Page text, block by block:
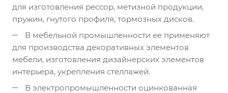
для изготовления рессор, метизной продукции,
пружин, гнутого профиля, тормозных дисков.
В мебельной промышленности ее применяют
для производства декоративных элементов
мебели, изготовления дизайнерских элементов
интерьера, укрепления стеллажей.
В электропромышленности оцинкованная